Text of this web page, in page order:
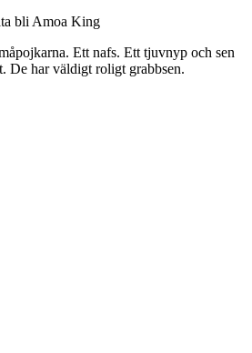
bli Amoa King
Ett nafs. Ett tjuvnyp och sen
De har väldigt roligt grabbsen.